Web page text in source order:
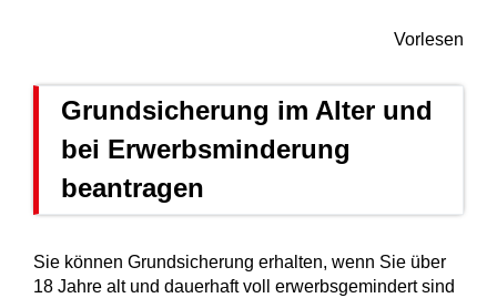
Vorlesen
Grundsicherung im Alter und
bei Erwerbsminderung
beantragen
Sie können Grundsicherung erhalten, wenn Sie über
18 Jahre alt und dauerhaft voll erwerbsgemindert sind